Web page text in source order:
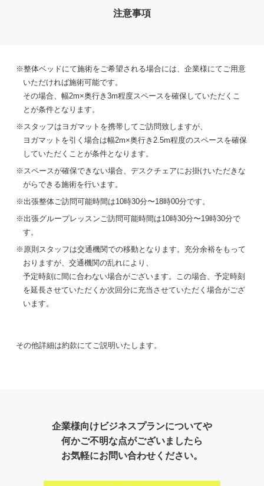
注意事項
※整体ベッドにて施術をご希望される場合には、企業様にてご用意
いただければ施術可能です。
その場合、幅2m×奥行き3m程度スペースを確保していただくこ
とが条件となります。
※スタッフはヨガマットを携帯してご訪問致しますが、
ヨガマットを引く場合は幅2m×奥行き2.5m程度のスペースを確保
していただくことが条件となります。
※スペースが確保できない場合、デスクチェアにお掛けいただきな
がらできる施術を行います。
※出張整体ご訪問可能時間は10時30分〜18時00分です。
※出張グループレッスンご訪問可能時間は10時30分〜19時30分で
す。
※原則スタッフは交通機関での移動となります。充分余裕をもって
おりますが、交通機関の乱れにより、
予定時刻に間に合わない場合がございます。この場合、予定時刻
を延長させていただくか次回分に充当させていただく場合がござ
います。
その他詳細は約款にてご説明いたします。
企業様向けビジネスプランについてや
何かご不明な点がございましたら
お気軽にお問い合わせください。